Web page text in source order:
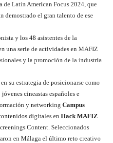
de Latin American Focus 2024, que
demostrado el gran talento de ese
y los 48 asistentes de la
una serie de actividades en MAFIZ
y la promoción de la industria
su estrategia de posicionarse como
cineastas españoles e
y networking Campus
digitales en Hack MAFIZ
Content. Seleccionados
en Málaga el último reto creativo